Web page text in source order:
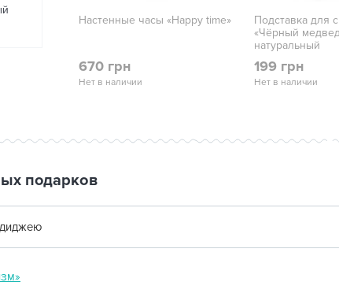
Настенные часы «Happy time»
670 грн
Нет в наличии
Подставка для
«Чёрный
натуральный
199 грн
Нет в наличии
подарков